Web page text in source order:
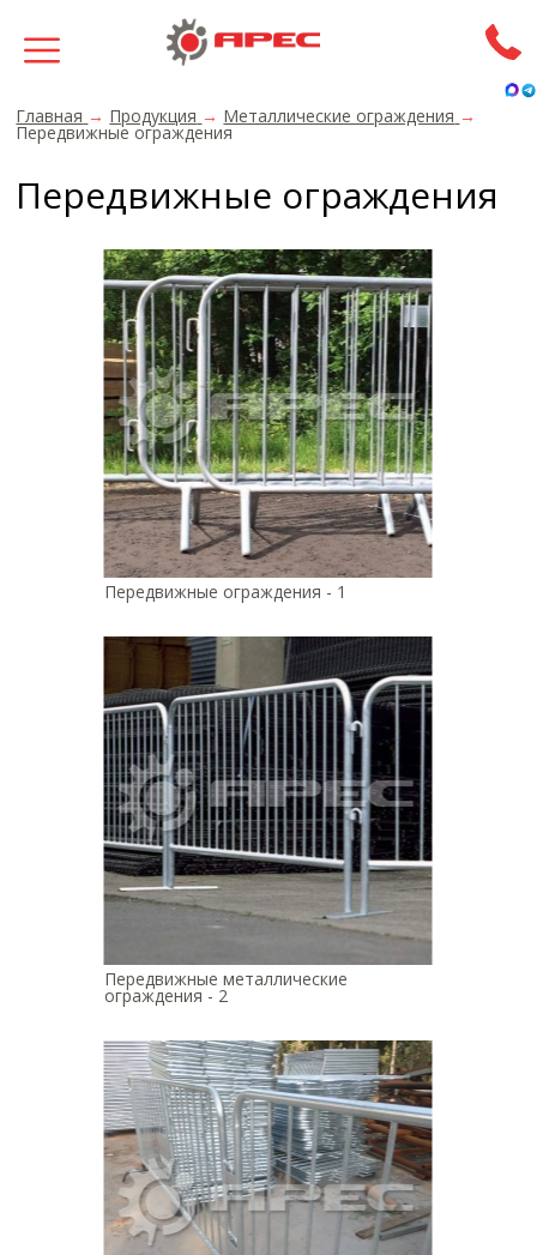
Главная → Продукция → Металлические ограждения →
Передвижные ограждения
Передвижные ограждения
Передвижные ограждения - 1
Передвижные металлические
ограждения - 2